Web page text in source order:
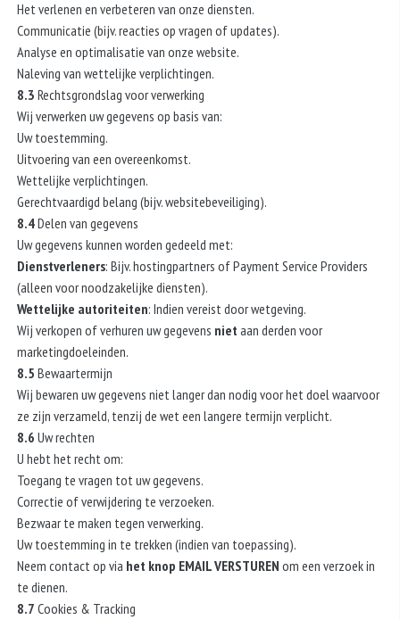
Het verlenen en verbeteren van onze diensten.
Communicatie (bijv. reacties op vragen of updates).
Analyse en optimalisatie van onze website.
Naleving van wettelijke verplichtingen.
8.3 Rechtsgrondslag voor verwerking
Wij verwerken uw gegevens op basis van:
Uw toestemming.
Uitvoering van een overeenkomst.
Wettelijke verplichtingen.
Gerechtvaardigd belang (bijv. websitebeveiliging).
8.4Delen van gegevens
Uw gegevens kunnen worden gedeeld met:
Dienstverleners: Bijv. hostingpartners of Payment Service Providers
(alleen voor noodzakelijke diensten).
Wettelijke autoriteiten: Indien vereist door wetgeving.
Wij verkopen of verhuren uw gegevens niet aan derden voor
marketingdoeleinden.
8.5 Bewaartermijn
Wij bewaren uw gegevens niet langer dan nodig voor het doel waarvoor
ze zijn verzameld, tenzij de wet een langere termijn verplicht.
8.6 Uw rechten
U hebt het recht om:
Toegang te vragen tot uw gegevens.
Correctie of verwijdering te verzoeken.
Bezwaar te maken tegen verwerking.
Uw toestemming in te trekken (indien van toepassing).
Neem contact op via het knop EMAIL VERSTUREN om een verzoek in
te dienen.
8.7 Cookies & Tracking